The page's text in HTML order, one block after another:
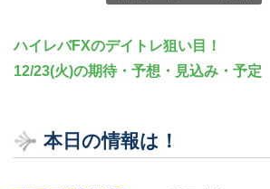
ハイレバFXのデイトレ狙い目！
12/23(火)の期待・予想・見込み・予定
本日の情報は！